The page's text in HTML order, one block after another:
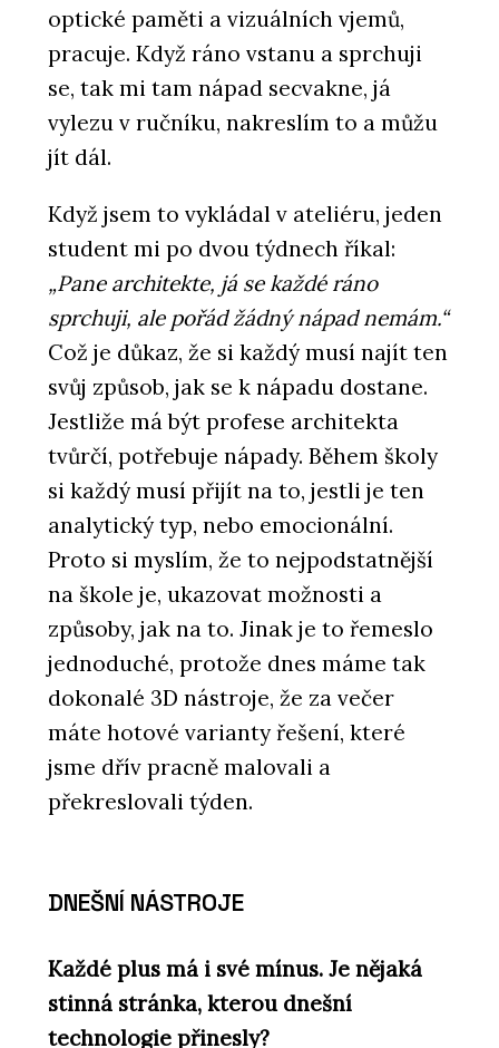
optické paměti a vizuálních vjemů,
pracuje. Když ráno vstanu a sprchuji
se, tak mi tam nápad secvakne, já
vylezu v ručníku, nakreslím to a můžu
jít dál.
Když jsem to vykládal v ateliéru, jeden
student mi po dvou týdnech říkal:
„Pane architekte, já se každé ráno
sprchuji, ale pořád žádný nápad nemám.“
Což je důkaz, že si každý musí najít ten
svůj způsob, jak se k nápadu dostane.
Jestliže má být profese architekta
tvůrčí, potřebuje nápady. Během školy
si každý musí přijít na to, jestli je ten
analytický typ, nebo emocionální.
Proto si myslím, že to nejpodstatnější
na škole je, ukazovat možnosti a
způsoby, jak na to. Jinak je to řemeslo
jednoduché, protože dnes máme tak
dokonalé 3D nástroje, že za večer
máte hotové varianty řešení, které
jsme dřív pracně malovali a
překreslovali týden.
DNEŠNÍ NÁSTROJE
Každé plus má i své mínus. Je nějaká
stinná stránka, kterou dnešní
technologie přinesly?